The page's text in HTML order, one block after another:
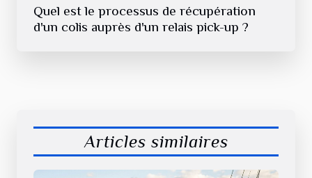
Quel est le processus de récupération
d'un colis auprès d'un relais pick-up ?
Articles similaires